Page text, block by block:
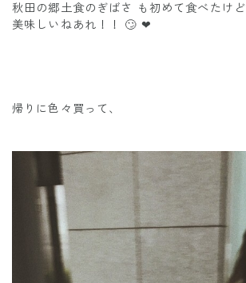
秋田の郷土食のぎばさ も初めて食べたけど
美味しいねあれ！！ 🙄 ❤︎
帰りに色々買って、